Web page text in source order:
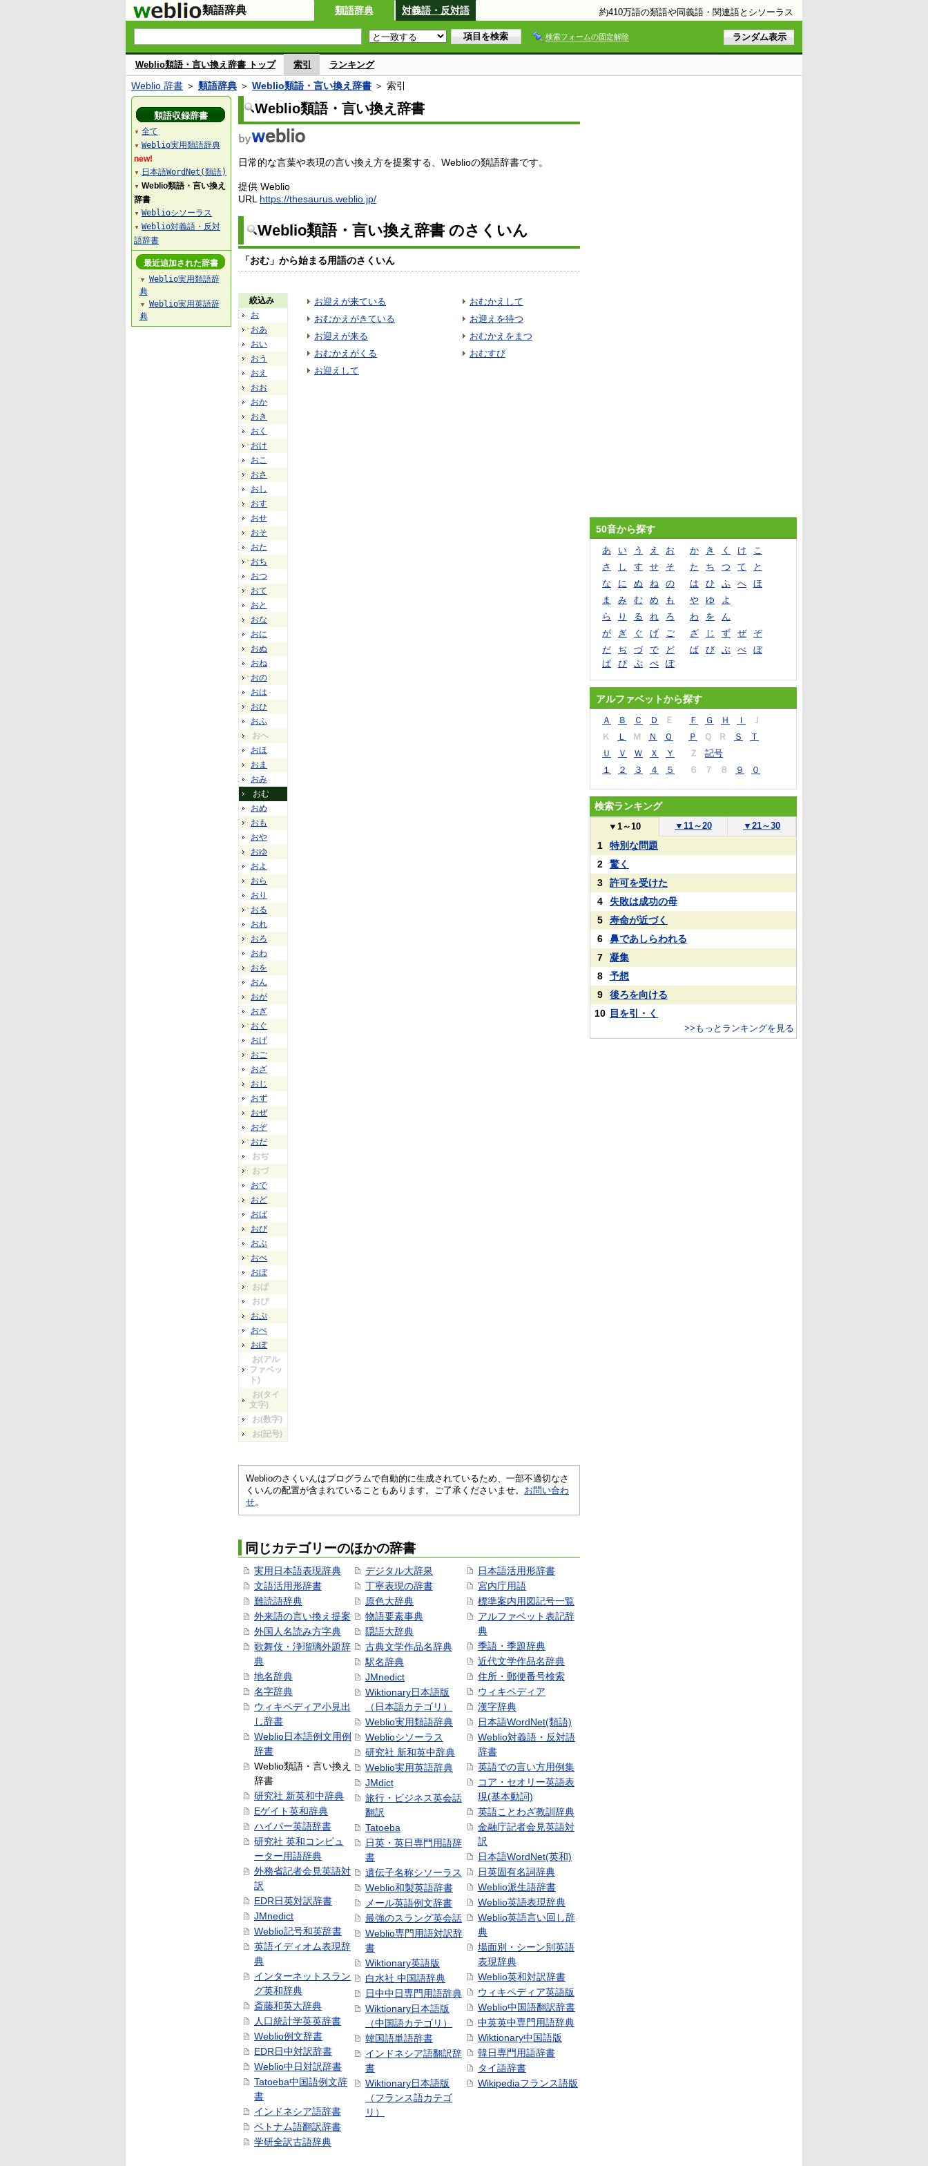
類語辞典 類語辞典 対義語・反対語 約410万語の類語や同義語・関連語とシソーラス
検索フォームの固定解除
Weblio類語・言い換え辞書 トップ 索引 ランキング
Weblio 辞書 ＞ 類語辞典 ＞ Weblio類語・言い換え辞書 ＞ 索引
Weblio類語・言い換え辞書
日常的な言葉や表現の言い換え方を提案する、Weblioの類語辞書です。
提供 Weblio
URL https://thesaurus.weblio.jp/
Weblio類語・言い換え辞書 のさくいん
「おむ」から始まる用語のさくいん
絞込み
お
おあ
おい
おう
おえ
おお
おか
おき
おく
おけ
おこ
おさ
おし
おす
おせ
おそ
おた
おち
おつ
おて
おと
おな
おに
おぬ
おね
おの
おは
おひ
おふ
おへ
おほ
おま
おみ
おむ
おめ
おも
おや
おゆ
およ
おら
おり
おる
おれ
おろ
おわ
おを
おん
おが
おぎ
おぐ
おげ
おご
おざ
おじ
おず
おぜ
おぞ
おだ
おぢ
おづ
おで
おど
おば
おび
おぶ
おべ
おぼ
おぱ
おぴ
おぷ
おぺ
おぽ
お(アル
ファベッ
ト)
お(タイ
文字)
お(数字)
お(記号)
お迎えが来ている
おむかえがきている
お迎えが来る
おむかえがくる
お迎えして
おむかえして
お迎えを待つ
おむかえをまつ
おむすび
Weblioのさくいんはプログラムで自動的に生成されているため、一部不適切なさ
くいんの配置が含まれていることもあります。ご了承くださいませ。 お問い合わ
せ。
同じカテゴリーのほかの辞書
実用日本語表現辞典
文語活用形辞書
難読語辞典
外来語の言い換え提案
外国人名読み方字典
歌舞伎・浄瑠璃外題辞
典
地名辞典
名字辞典
ウィキペディア小見出
し辞書
Weblio日本語例文用例
辞書
Weblio類語・言い換え
辞書
研究社 新英和中辞典
Eゲイト英和辞典
ハイパー英語辞書
研究社 英和コンピュ
ーター用語辞典
外務省記者会見英語対
訳
EDR日英対訳辞書
JMnedict
Weblio記号和英辞書
英語イディオム表現辞
典
インターネットスラン
グ英和辞典
斎藤和英大辞典
人口統計学英英辞書
Weblio例文辞書
EDR日中対訳辞書
Weblio中日対訳辞書
Tatoeba中国語例文辞
書
インドネシア語辞書
ベトナム語翻訳辞書
学研全訳古語辞典
デジタル大辞泉
丁寧表現の辞書
原色大辞典
物語要素事典
隠語大辞典
古典文学作品名辞典
駅名辞典
JMnedict
Wiktionary日本語版
（日本語カテゴリ）
Weblio実用類語辞典
Weblioシソーラス
研究社 新和英中辞典
Weblio実用英語辞典
JMdict
旅行・ビジネス英会話
翻訳
Tatoeba
日英・英日専門用語辞
書
遺伝子名称シソーラス
Weblio和製英語辞書
メール英語例文辞書
最強のスラング英会話
Weblio専門用語対訳辞
書
Wiktionary英語版
白水社 中国語辞典
日中中日専門用語辞典
Wiktionary日本語版
（中国語カテゴリ）
韓国語単語辞書
インドネシア語翻訳辞
書
Wiktionary日本語版
（フランス語カテゴ
リ）
日本語活用形辞書
宮内庁用語
標準案内用図記号一覧
アルファベット表記辞
典
季語・季題辞典
近代文学作品名辞典
住所・郵便番号検索
ウィキペディア
漢字辞典
日本語WordNet(類語)
Weblio対義語・反対語
辞書
英語での言い方用例集
コア・セオリー英語表
現(基本動詞)
英語ことわざ教訓辞典
金融庁記者会見英語対
訳
日本語WordNet(英和)
日英固有名詞辞典
Weblio派生語辞書
Weblio英語表現辞典
Weblio英語言い回し辞
典
場面別・シーン別英語
表現辞典
Weblio英和対訳辞書
ウィキペディア英語版
Weblio中国語翻訳辞書
中英英中専門用語辞典
Wiktionary中国語版
韓日専門用語辞書
タイ語辞書
Wikipediaフランス語版
類語収録辞書
▼ 全て
▼ Weblio実用類語辞典
new!
▼ 日本語WordNet(類語)
▼ Weblio類語・言い換え
辞書
▼ Weblioシソーラス
▼ Weblio対義語・反対
語辞書
最近追加された辞書
▼
Weblio実用類語辞
典
▼
Weblio実用英語辞
典
50音から探す
あ い う え お か き く け
こ
さ
し す せ そ た ち つ て
と
な
に ぬ ね の は ひ ふ へ
ほ
ま
み む め も や ゆ
よ
ら
り る れ ろ わ を
ん
が
ぎ ぐ げ ご ざ じ ず ぜ
ぞ
だ
ぢ づ で ど ば び ぶ べ
ぼ
ぱ
ぴ ぷ ぺ ぽ
アルファベットから探す
Ａ Ｂ Ｃ Ｄ Ｅ Ｆ Ｇ Ｈ Ｉ
Ｊ
Ｋ
Ｌ Ｍ Ｎ Ｏ Ｐ Ｑ Ｒ Ｓ
Ｔ
Ｕ
Ｖ Ｗ Ｘ Ｙ Ｚ
記号
１
２ ３ ４ ５ ６ ７ ８ ９ ０
検索ランキング
▼ 1～10 ▼ 11～20 ▼ 21～30
1
特別な問題
2
驚く
3
許可を受けた
4
失敗は成功の母
5
寿命が近づく
6
鼻であしらわれる
7
凝集
8
予想
9
後ろを向ける
10 目を引・く
>>もっとランキングを見る